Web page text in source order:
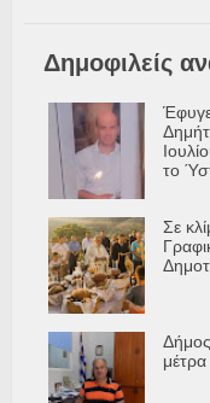
Δημοφιλείς
το
Σε
Δήμος